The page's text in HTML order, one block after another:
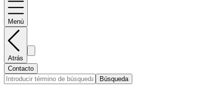
Menú
Atrás
Contacto
Búsqueda